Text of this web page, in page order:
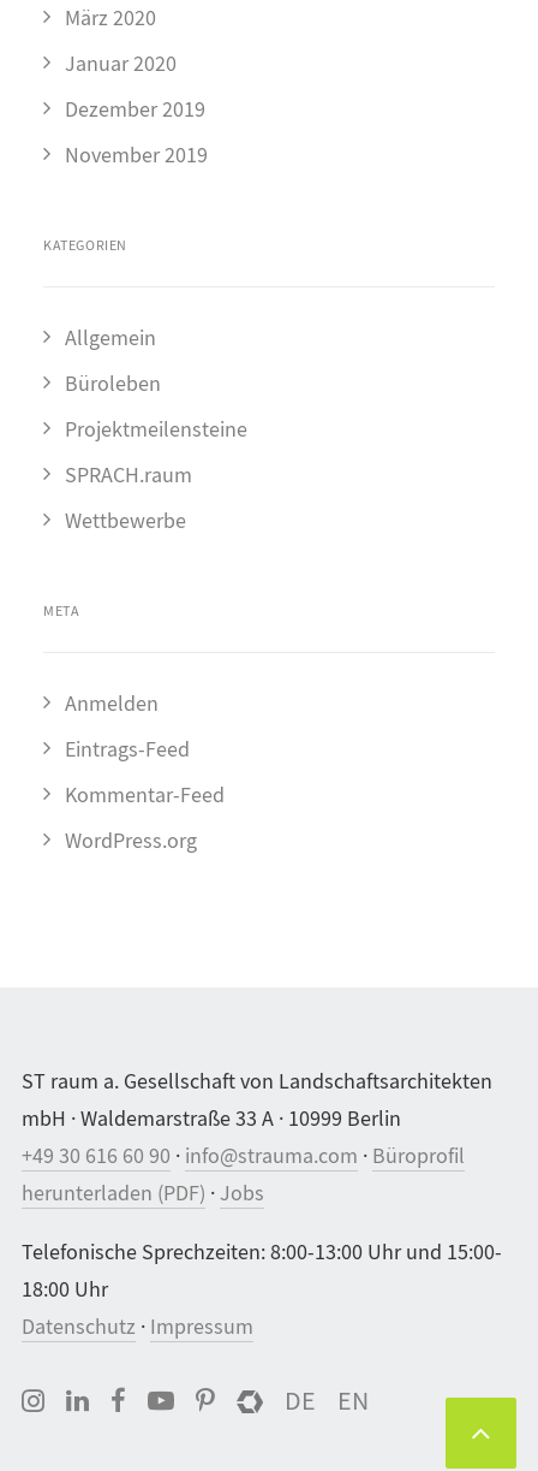
März 2020
Januar 2020
Dezember 2019
November 2019
KATEGORIEN
Allgemein
Büroleben
Projektmeilensteine
SPRACH.raum
Wettbewerbe
META
Anmelden
Eintrags-Feed
Kommentar-Feed
WordPress.org
ST raum a. Gesellschaft von Landschaftsarchitekten
mbH · Waldemarstraße 33 A · 10999 Berlin
+49 30 616 60 90 · info@strauma.com · Büroprofil
herunterladen (PDF) · Jobs
Telefonische Sprechzeiten: 8:00-13:00 Uhr und 15:00-
18:00 Uhr
Datenschutz · Impressum